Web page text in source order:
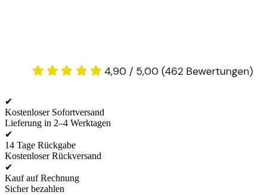
✔
Kostenloser Sofortversand
Lieferung in 2–4 Werktagen
✔
14 Tage Rückgabe
Kostenloser Rückversand
✔
Kauf auf Rechnung
Sicher bezahlen